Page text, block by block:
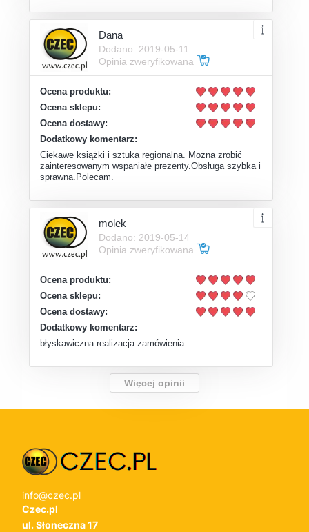
Dana
Dodano: 2019-05-11
Opinia zweryfikowana
Ocena produktu:
Ocena sklepu:
Ocena dostawy:
Dodatkowy komentarz:
Ciekawe książki i sztuka regionalna. Można zrobić
zainteresowanym wspaniałe prezenty.Obsługa szybka i
sprawna.Polecam.
molek
Dodano: 2019-05-14
Opinia zweryfikowana
Ocena produktu:
Ocena sklepu:
Ocena dostawy:
Dodatkowy komentarz:
błyskawiczna realizacja zamówienia
Więcej opinii
info@czec.pl
Czec.pl
ul. Słoneczna 17